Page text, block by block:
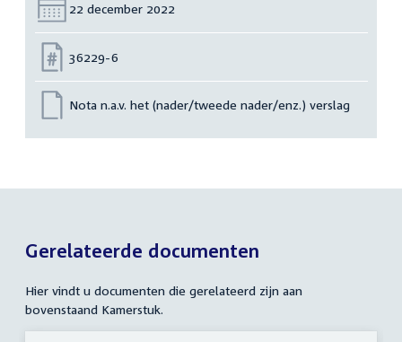
Datum:
22 december 2022
Nummer:
36229-6
Nota n.a.v. het (nader/tweede nader/enz.) verslag
Gerelateerde documenten
Hier vindt u documenten die gerelateerd zijn aan
bovenstaand Kamerstuk.